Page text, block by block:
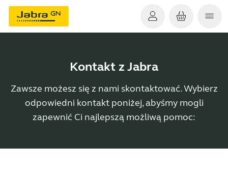
Kontakt z Jabra
Zawsze możesz się z nami skontaktować. Wybierz
odpowiedni kontakt poniżej, abyśmy mogli
zapewnić Ci najlepszą możliwą pomoc: